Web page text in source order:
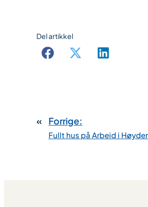
Del artikkel
« Forrige:
Fullt hus på Arbeid i